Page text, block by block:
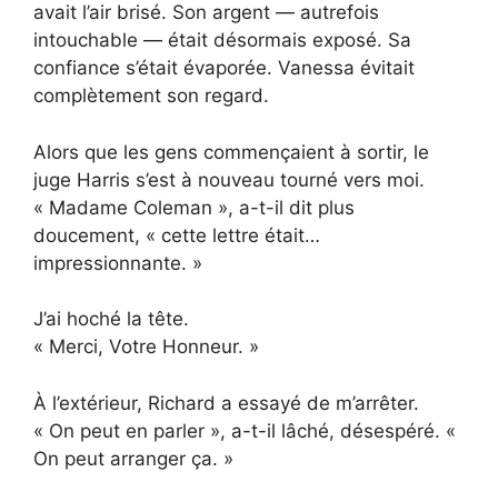
avait l’air brisé. Son argent — autrefois
intouchable — était désormais exposé. Sa
confiance s’était évaporée. Vanessa évitait
complètement son regard.
Alors que les gens commençaient à sortir, le
juge Harris s’est à nouveau tourné vers moi.
« Madame Coleman », a-t-il dit plus
doucement, « cette lettre était…
impressionnante. »
J’ai hoché la tête.
« Merci, Votre Honneur. »
À l’extérieur, Richard a essayé de m’arrêter.
« On peut en parler », a-t-il lâché, désespéré. «
On peut arranger ça. »